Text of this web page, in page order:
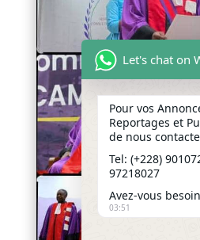
Let's chat on
Pour vos
Reportages et
de nous
Tel: (+228)
97218027
Avez-vous
03:51